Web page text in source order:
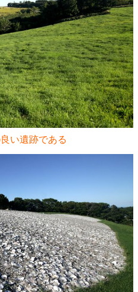
い遺跡である